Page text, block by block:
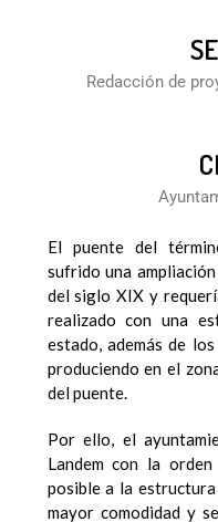
Redacción de
El puente del
sufrido una
del siglo XIX y
realizado con una
estado, además de
produciendo en el
del puente.
Por ello, el
Landem con la
posible a la
mayor comodidad y